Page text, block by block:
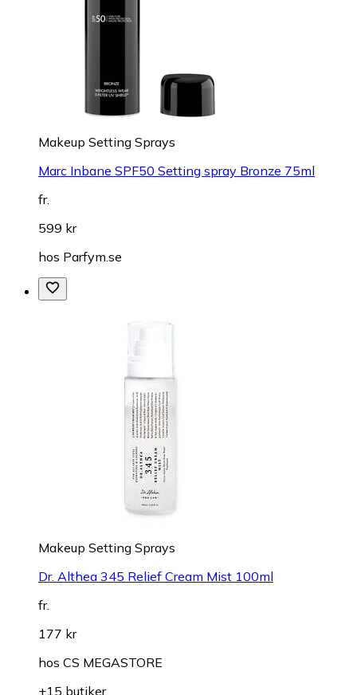
Makeup Setting Sprays
Marc Inbane SPF50 Setting spray Bronze 75ml
fr.
599 kr
hos Parfym.se
Makeup Setting Sprays
Dr. Althea 345 Relief Cream Mist 100ml
fr.
177 kr
hos CS MEGASTORE
+15 butiker